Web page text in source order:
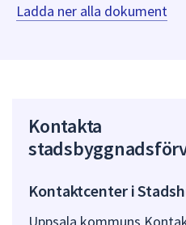
Ladda ner alla dokument
Kontakta
Kontaktcenter i